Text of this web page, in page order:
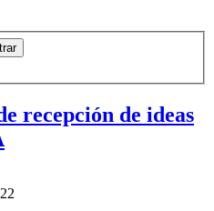
recepción de ideas